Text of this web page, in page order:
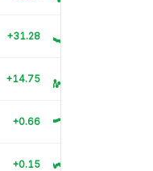
+31.28
+14.75
+0.66
+0.15